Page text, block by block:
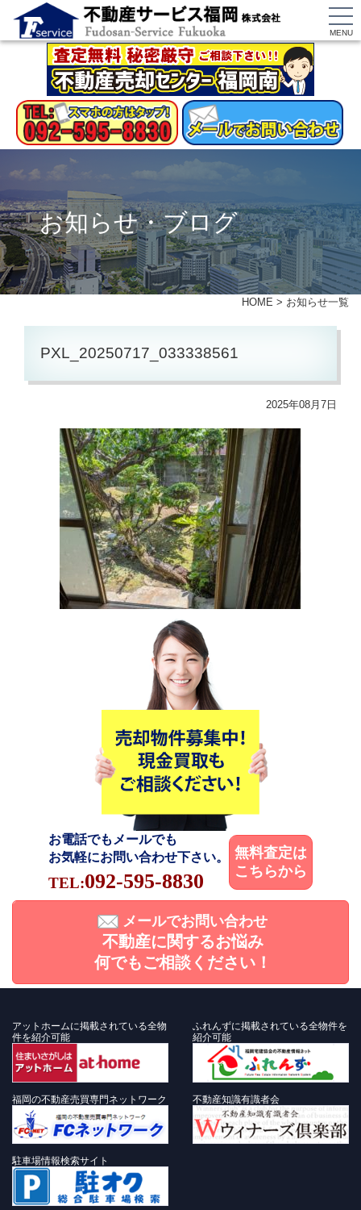
MENU
お知らせ・ブログ
HOME > お知らせ一覧
PXL_20250717_033338561
2025年08月7日
お電話でもメールでも
お気軽にお問い合わせ下さい。
TEL:092-595-8830
無料査定は
こちらから
メールでお問い合わせ
不動産に関するお悩み
何でもご相談ください！
アットホームに掲載されている全物
件を紹介可能
ふれんずに掲載されている全物件を
紹介可能
福岡の不動産売買専門ネットワーク 不動産知識有識者会
駐車場情報検索サイト